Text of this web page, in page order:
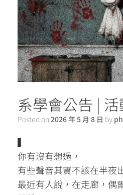
系學會公告 |
Posted on 2026 年 5 月 8 日 by
▍
你有沒有想過，
有些聲音其實不該在半夜
最近有人說，在走廊，偶